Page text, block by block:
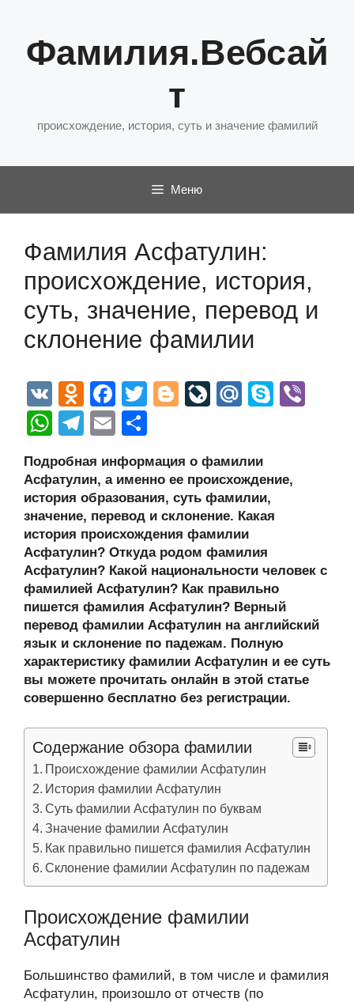
содержимому
Фамилия.Вебсай
т
происхождение, история, суть и значение фамилий
Меню
Фамилия Асфатулин:
происхождение, история,
суть, значение, перевод и
склонение фамилии
V
K
O
d
n
o
kl
a
ss
ni
ki
F
a
c
e
b
o
o
k
T
er
Bl
g
er
Li
J
o
ur
n
al
M
u
S
e
W
at
s
A
p
p
T
e
gr
a
m
E
ail р
а
в
и
ть
Подробная информация о фамилии
Асфатулин, а именно ее происхождение,
история образования, суть фамилии,
значение, перевод и склонение. Какая
история происхождения фамилии
Асфатулин? Откуда родом фамилия
Асфатулин? Какой национальности человек с
фамилией Асфатулин? Как правильно
пишется фамилия Асфатулин? Верный
перевод фамилии Асфатулин на английский
язык и склонение по падежам. Полную
характеристику фамилии Асфатулин и ее суть
вы можете прочитать онлайн в этой статье
совершенно бесплатно без регистрации.
Содержание обзора фамилии
Происхождение фамилии Асфатулин
История фамилии Асфатулин
Суть фамилии Асфатулин по буквам
Значение фамилии Асфатулин
Как правильно пишется фамилия Асфатулин
Склонение фамилии Асфатулин по падежам
Происхождение фамилии
Асфатулин
Большинство фамилий, в том числе и фамилия
Асфатулин, произошло от отчеств (по